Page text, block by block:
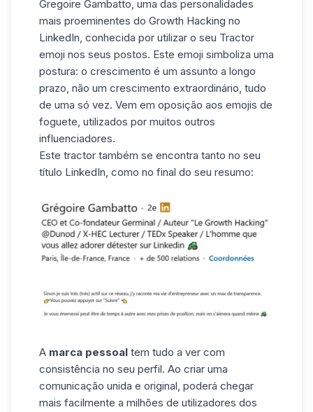
Gregoire Gambatto, uma das personalidades
mais proeminentes do Growth Hacking no
LinkedIn, conhecida por utilizar o seu Tractor
emoji nos seus postos. Este emoji simboliza uma
postura: o crescimento é um assunto a longo
prazo, não um crescimento extraordinário, tudo
de uma só vez. Vem em oposição aos emojis de
foguete, utilizados por muitos outros
influenciadores.
Este tractor também se encontra tanto no seu
título LinkedIn, como no final do seu resumo:
A marca pessoal tem tudo a ver com
consistência no seu perfil. Ao criar uma
comunicação unida e original, poderá chegar
mais facilmente a milhões de utilizadores dos